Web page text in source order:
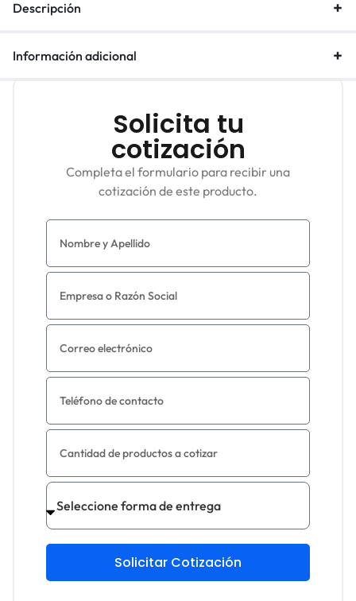
Descripción
Información adicional
Solicita tu
cotización
Completa el formulario para recibir una
cotización de este producto.
Solicitar Cotización